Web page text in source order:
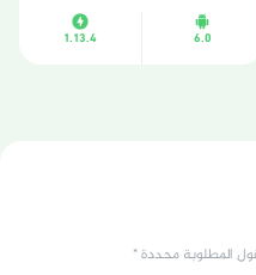
6.0
1.13.4
المطلوبة محددة *